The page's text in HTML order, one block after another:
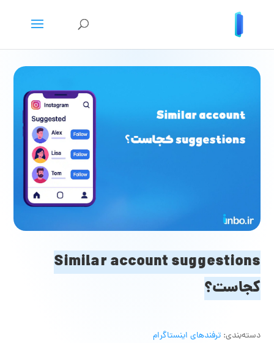
Similar account suggestions
کجاست؟
دسته‌بندی:ترفندهای اینستاگرام